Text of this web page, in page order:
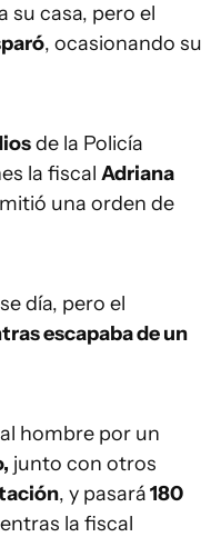
su casa, pero el
, ocasionando su
de la Policía
la fiscal Adriana
una orden de
día, pero el
escapaba de un
hombre por un
junto con otros
, y pasará180
la fiscal